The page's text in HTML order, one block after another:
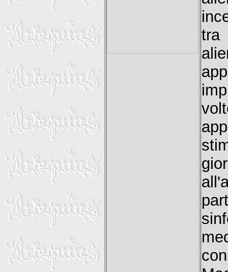
tra